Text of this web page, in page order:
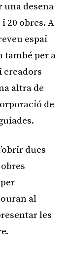
una desena
20 obres. A
espai
també per a
creadors
altra de
de
dues
al
les